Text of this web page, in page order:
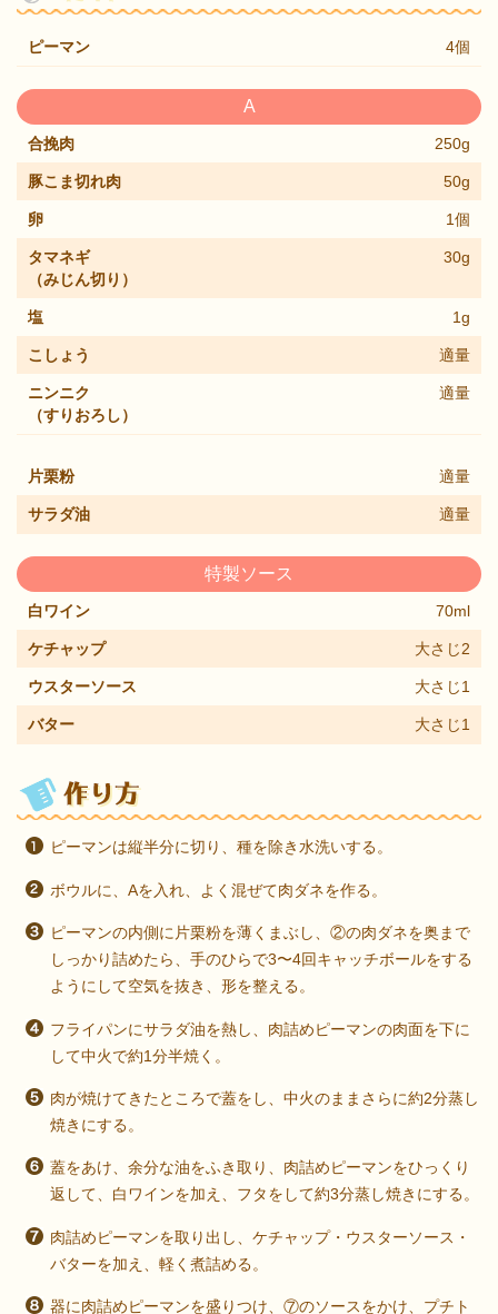
ピーマン 4個
A
合挽肉 250g
豚こま切れ肉 50g
卵 1個
タマネギ
（みじん切り）
30g
塩 1g
こしょう 適量
ニンニク
（すりおろし）
適量
片栗粉 適量
サラダ油 適量
特製ソース
白ワイン 70ml
ケチャップ 大さじ2
ウスターソース 大さじ1
バター 大さじ1
ピーマンは縦半分に切り、種を除き水洗いする。
ボウルに、Aを入れ、よく混ぜて肉ダネを作る。
ピーマンの内側に片栗粉を薄くまぶし、②の肉ダネを奥まで
しっかり詰めたら、手のひらで3〜4回キャッチボールをする
ようにして空気を抜き、形を整える。
フライパンにサラダ油を熱し、肉詰めピーマンの肉面を下に
して中火で約1分半焼く。
肉が焼けてきたところで蓋をし、中火のままさらに約2分蒸し
焼きにする。
蓋をあけ、余分な油をふき取り、肉詰めピーマンをひっくり
返して、白ワインを加え、フタをして約3分蒸し焼きにする。
肉詰めピーマンを取り出し、ケチャップ・ウスターソース・
バターを加え、軽く煮詰める。
器に肉詰めピーマンを盛りつけ、⑦のソースをかけ、プチト